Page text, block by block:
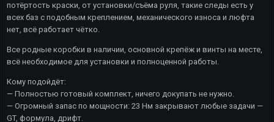
потёртость краски, от установки/съёма руля, такие следы есть у
всех баз с подобным креплением, механического износа и люфта
нет, всё работает чётко.
Все родные коробки в наличии, основной крепёж и винты на месте,
всё необходимое для установки и полноценной работы.
Кому подойдёт:
— Полностью готовый комплект, ничего докупать не нужно.
— Огромный запас по мощности: 23 Нм закрывают любые задачи —
GT, формула, дрифт.